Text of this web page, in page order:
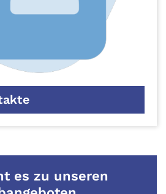
es zu unseren